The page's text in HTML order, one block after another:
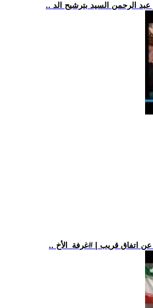
عبد الرحمن السيد بترشيح الد
عن اتفاق قريب | #غرفة_الأخ